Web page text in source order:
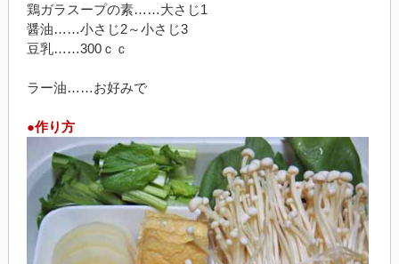
鶏ガラスープの素……大さじ1
醤油……小さじ2～小さじ3
豆乳……300ｃｃ
ラー油……お好みで
●作り方